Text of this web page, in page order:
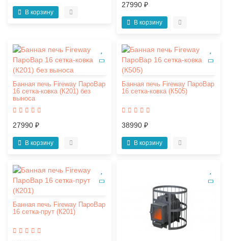
В корзину
27990 ₽
В корзину
Банная печь Fireway ПароВар
16 сетка-ковка (К201) без
выноса
27990 ₽
В корзину
Банная печь Fireway ПароВар
16 сетка-ковка (К505)
38990 ₽
В корзину
Банная печь Fireway ПароВар
16 сетка-прут (К201)